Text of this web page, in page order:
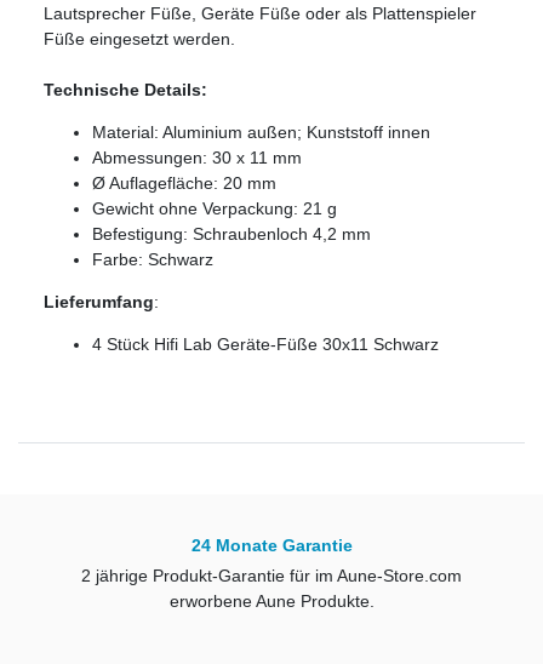
Lautsprecher Füße, Geräte Füße oder als Plattenspieler
Füße eingesetzt werden.
Technische Details:
Material: Aluminium außen; Kunststoff innen
Abmessungen: 30 x 11 mm
Ø Auflagefläche: 20 mm
Gewicht ohne Verpackung: 21 g
Befestigung: Schraubenloch 4,2 mm
Farbe: Schwarz
Lieferumfang:
4 Stück Hifi Lab Geräte-Füße 30x11 Schwarz
24 Monate Garantie
2 jährige Produkt-Garantie für im Aune-Store.com
erworbene Aune Produkte.